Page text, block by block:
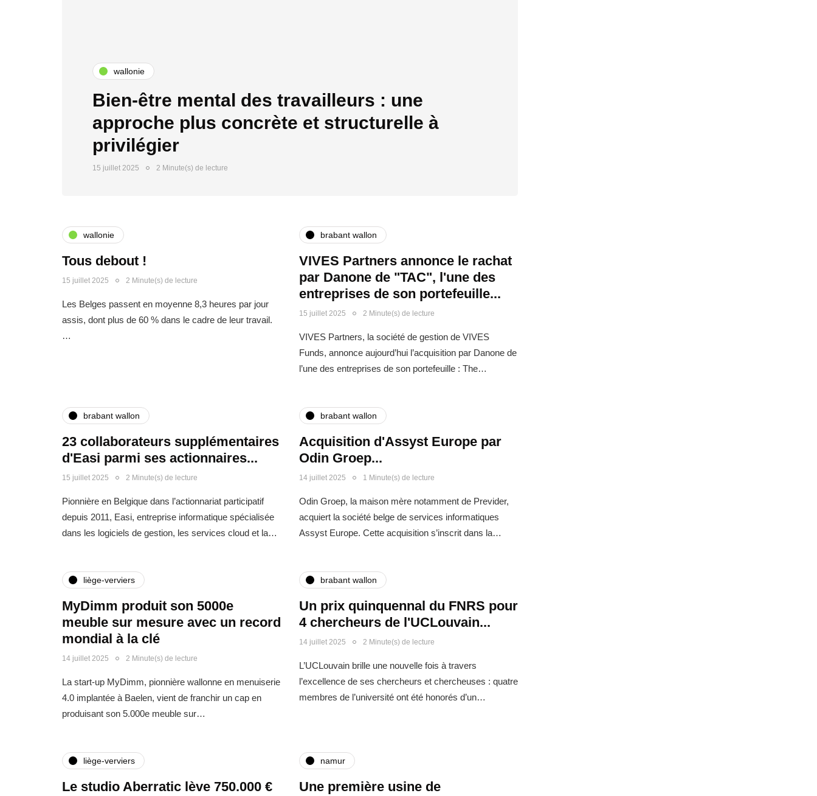
wallonie
Bien-être mental des travailleurs : une
approche plus concrète et structurelle à
privilégier
15 juillet 2025 2 Minute(s) de lecture
wallonie
Tous debout !
15 juillet 2025 2 Minute(s) de lecture
Les Belges passent en moyenne 8,3 heures par jour
assis, dont plus de 60 % dans le cadre de leur travail. ​
…
brabant wallon
VIVES Partners annonce le rachat
par Danone de "TAC", l'une des
entreprises de son portefeuille...
15 juillet 2025 2 Minute(s) de lecture
VIVES Partners, la société de gestion de VIVES
Funds, annonce aujourd’hui l’acquisition par Danone de
l’une des entreprises de son portefeuille : The…
brabant wallon
23 collaborateurs supplémentaires
d'Easi parmi ses actionnaires...
15 juillet 2025 2 Minute(s) de lecture
Pionnière en Belgique dans l’actionnariat participatif
depuis 2011, Easi, entreprise informatique spécialisée
dans les logiciels de gestion, les services cloud et la…
brabant wallon
Acquisition d'Assyst Europe par
Odin Groep...
14 juillet 2025 1 Minute(s) de lecture
Odin Groep, la maison mère notamment de Previder,
acquiert la société belge de services informatiques
Assyst Europe. Cette acquisition s’inscrit dans la…
liège-verviers
MyDimm produit son 5000e
meuble sur mesure avec un record
mondial à la clé
14 juillet 2025 2 Minute(s) de lecture
La start-up MyDimm, pionnière wallonne en menuiserie
4.0 implantée à Baelen, vient de franchir un cap en
produisant son 5.000e meuble sur…
brabant wallon
Un prix quinquennal du FNRS pour
4 chercheurs de l'UCLouvain...
14 juillet 2025 2 Minute(s) de lecture
L’UCLouvain brille une nouvelle fois à travers
l’excellence de ses chercheurs et chercheuses : quatre
membres de l’université ont été honorés d’un…
liège-verviers
Le studio Aberratic lève 750.000 €
namur
Une première usine de